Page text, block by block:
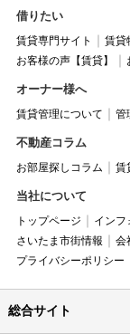
借りたい
賃貸専門サイト 賃貸
お客様の声【賃貸】
オーナー様へ
賃貸管理について 管
不動産コラム
お部屋探しコラム 賃
当社について
トップページ インフ
さいたま市街情報
会
プライバシーポリシー
総合サイト